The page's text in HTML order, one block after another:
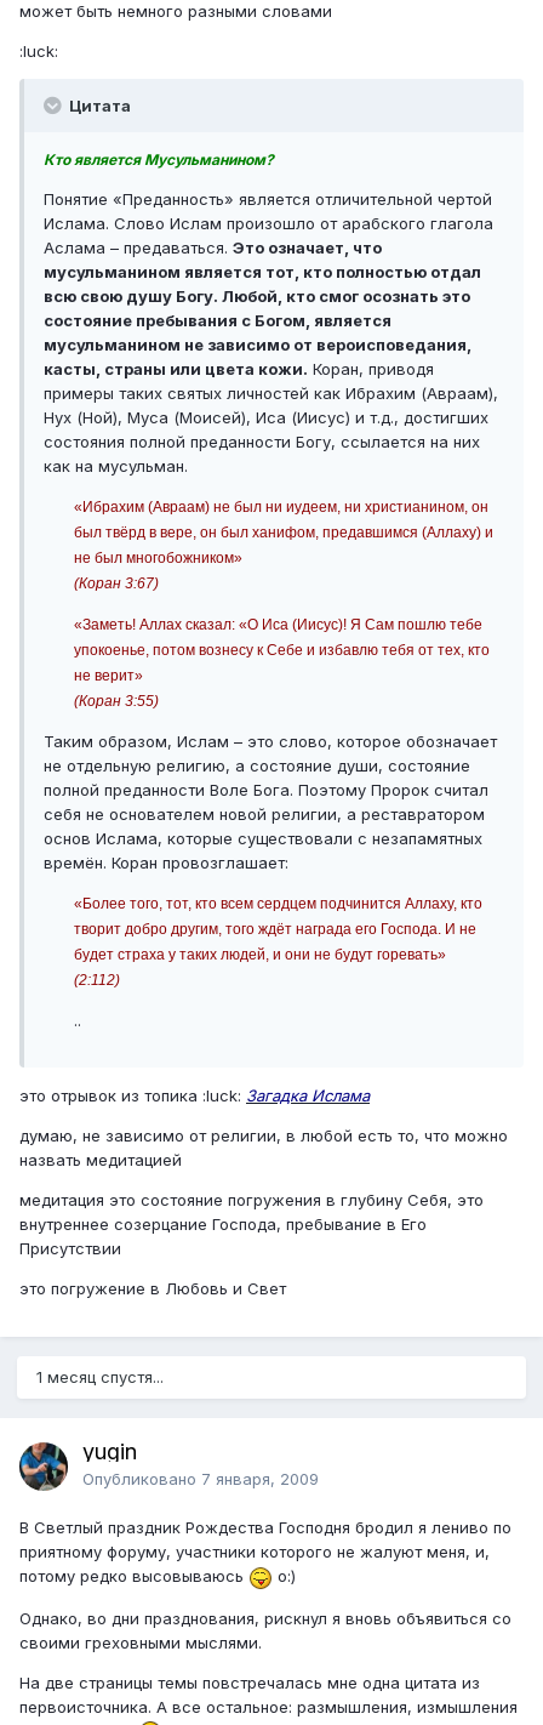
может быть немного разными словами
:luck:
Цитата
Кто является Мусульманином?
Понятие «Преданность» является отличительной чертой
Ислама. Слово Ислам произошло от арабского глагола
Аслама – предаваться. Это означает, что
мусульманином является тот, кто полностью отдал
всю свою душу Богу. Любой, кто смог осознать это
состояние пребывания с Богом, является
мусульманином не зависимо от вероисповедания,
касты, страны или цвета кожи. Коран, приводя
примеры таких святых личностей как Ибрахим (Авраам),
Нух (Ной), Муса (Моисей), Иса (Иисус) и т.д., достигших
состояния полной преданности Богу, ссылается на них
как на мусульман.
«Ибрахим (Авраам) не был ни иудеем, ни христианином, он
был твёрд в вере, он был ханифом, предавшимся (Аллаху) и
не был многобожником»
(Коран 3:67)
«Заметь! Аллах сказал: «О Иса (Иисус)! Я Сам пошлю тебе
упокоенье, потом вознесу к Себе и избавлю тебя от тех, кто
не верит»
(Коран 3:55)
Таким образом, Ислам – это слово, которое обозначает
не отдельную религию, а состояние души, состояние
полной преданности Воле Бога. Поэтому Пророк считал
себя не основателем новой религии, а реставратором
основ Ислама, которые существовали с незапамятных
времён. Коран провозглашает:
«Более того, тот, кто всем сердцем подчинится Аллаху, кто
творит добро другим, того ждёт награда его Господа. И не
будет страха у таких людей, и они не будут горевать»
(2:112)
..
это отрывок из топика :luck: Загадка Ислама
думаю, не зависимо от религии, в любой есть то, что можно
назвать медитацией
медитация это состояние погружения в глубину Себя, это
внутреннее созерцание Господа, пребывание в Его
Присутствии
это погружение в Любовь и Свет
1 месяц спустя...
yugin
Опубликовано 7 января, 2009
В Светлый праздник Рождества Господня бродил я лениво по
приятному форуму, участники которого не жалуют меня, и,
потому редко высовываюсь
o:)
Однако, во дни празднования, рискнул я вновь объявиться со
своими греховными мыслями.
На две страницы темы повстречалась мне одна цитата из
первоисточника. А все остальное: размышления, измышления